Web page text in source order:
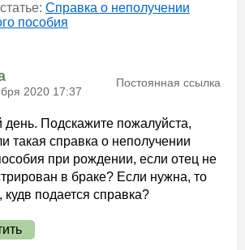
Справка о неполучении
пособия
2020 17:37
Постоянная ссылка
Подскажите пожалуйста,
такая справка о неполучении
при рождении, если отец не
в браке? Если нужна, то
подается справка?